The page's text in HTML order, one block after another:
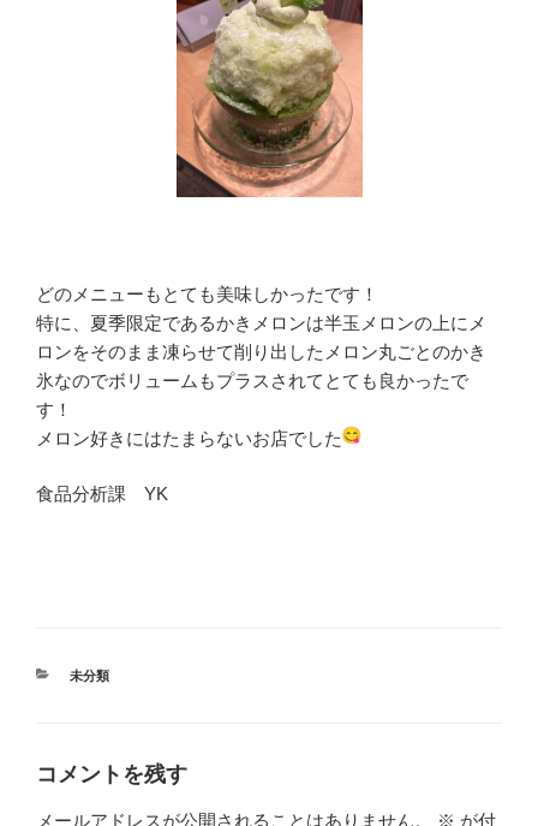
どのメニューもとても美味しかったです！
特に、夏季限定であるかきメロンは半玉メロンの上にメ
ロンをそのまま凍らせて削り出したメロン丸ごとのかき
氷なのでボリュームもプラスされてとても良かったで
す！
メロン好きにはたまらないお店でした
食品分析課 YK
カ
未分類
コメントを残す
メールアドレスが公開されることはありません。 ※ が付